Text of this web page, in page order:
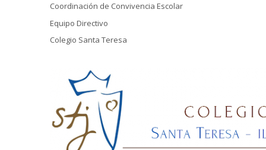
Coordinación de Convivencia Escolar
Equipo Directivo
Colegio Santa Teresa